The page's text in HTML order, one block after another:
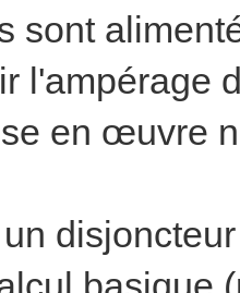
sont
l'ampérage
en œuvre